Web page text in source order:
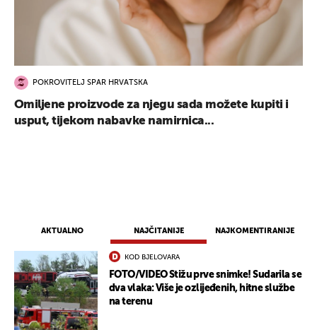
AKTUALNO NAJČITANIJE NAJKOMENTIRANIJE
KOD BJELOVARA
FOTO/VIDEO Stižu prve snimke! Sudarila se
dva vlaka: Više je ozlijeđenih, hitne službe
na terenu
POKROVITELJ SPAR HRVATSKA
Omiljene proizvode za njegu sada možete kupiti i
usput, tijekom nabavke namirnica...